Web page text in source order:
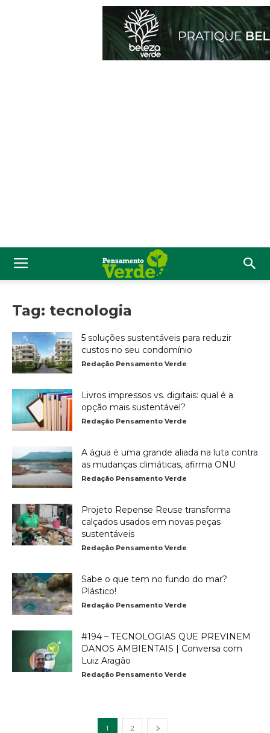
Tag: tecnologia
5 soluções sustentáveis para reduzir
custos no seu condomínio
Redação Pensamento Verde
Livros impressos vs. digitais: qual é a
opção mais sustentável?
Redação Pensamento Verde
A água é uma grande aliada na luta contra
as mudanças climáticas, afirma ONU
Redação Pensamento Verde
Projeto Repense Reuse transforma
calçados usados em novas peças
sustentáveis
Redação Pensamento Verde
Sabe o que tem no fundo do mar?
Plástico!
Redação Pensamento Verde
#194 – TECNOLOGIAS QUE PREVINEM
DANOS AMBIENTAIS | Conversa com
Luiz Aragão
Redação Pensamento Verde
1 2